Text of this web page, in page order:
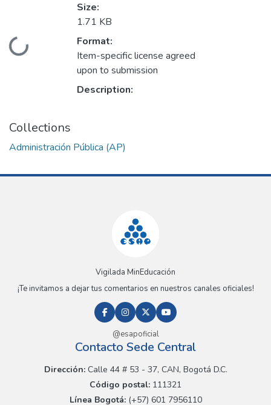
Loading...
Size:
1.71 KB
Format:
Item-specific license agreed
upon to submission
Description:
Collections
Administración Pública (AP)
Vigilada MinEducación
¡Te invitamos a dejar tus comentarios en nuestros canales oficiales!
@esapoficial
Contacto Sede Central
Dirección:Calle 44 # 53 - 37, CAN, Bogotá D.C.
Código postal: 111321
Línea Bogotá:(+57) 601 7956110